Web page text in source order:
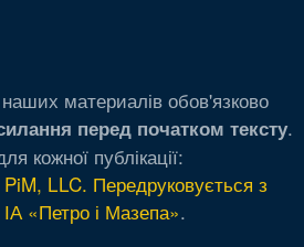
материалів обов'язково
перед початком тексту.
кожної публікації:
LLC. Передруковується з
«Петро і Мазепа».